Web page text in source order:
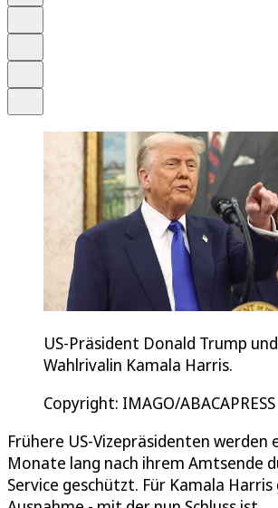
US-Präsident Donald Trump
Wahlrivalin Kamala Harris.
Copyright: IMAGO/ABACAPRESS
Frühere US-Vizepräsidenten werden
Monate lang nach ihrem Amtsende
Service geschützt. Für Kamala Harris